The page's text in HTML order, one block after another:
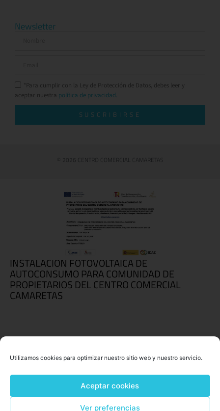
Utilizamos cookies para optimizar nuestro sitio web y nuestro servicio.
Aceptar cookies
Ver preferencias
Newsletter
*Para cumplir con la Ley de Protección de Datos, debes leer y
aceptar nuestra política de privacidad.
SUSCRIBIRSE
© 2026 CENTRO COMERCIAL CAMARETAS
INSTALACION FOTOVOLTAICA DE
AUTOCONSUMO PARA COMUNIDAD DE
PROPIETARIOS DEL CENTRO COMERCIAL
CAMARETAS